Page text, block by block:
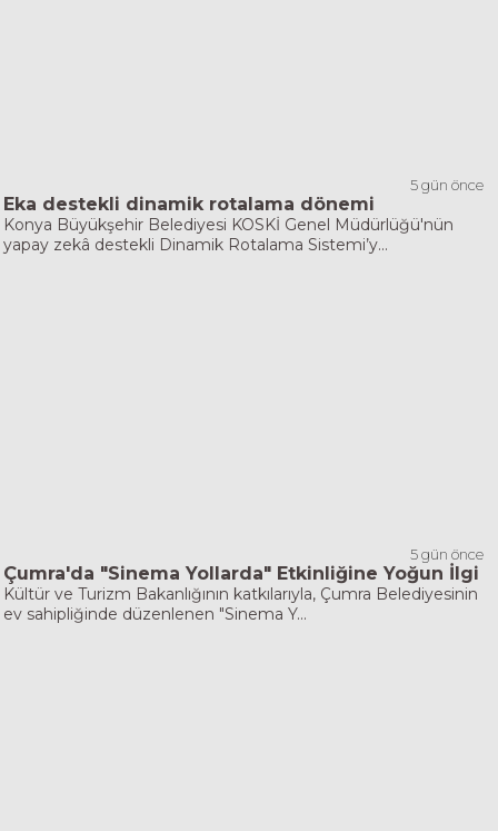
5 gün önce
Eka destekli dinamik rotalama dönemi
Konya Büyükşehir Belediyesi KOSKİ Genel Müdürlüğü'nün
yapay zekâ destekli Dinamik Rotalama Sistemi’y...
5 gün önce
Çumra'da "Sinema Yollarda" Etkinliğine Yoğun İlgi
Kültür ve Turizm Bakanlığının katkılarıyla, Çumra Belediyesinin
ev sahipliğinde düzenlenen "Sinema Y...